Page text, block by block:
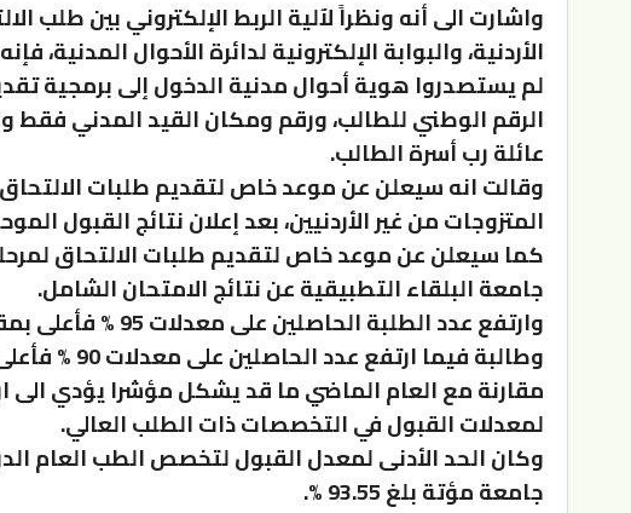
واشارت الى أنه ونظراً لآلية الربط الإلكتروني بين طلب
الأردنية، والبوابة الإلكترونية لدائرة الأحوال المدنية،
لم يستصدروا هوية أحوال مدنية الدخول إلى برمجية
الرقم الوطني للطالب، ورقم ومكان القيد المدني فقط
عائلة رب أسرة الطالب.
وقالت انه سيعلن عن موعد خاص لتقديم طلبات الالتحاق
المتزوجات من غير الأردنيين، بعد إعلان نتائج القبول
كما سيعلن عن موعد خاص لتقديم طلبات الالتحاق
جامعة البلقاء التطبيقية عن نتائج الامتحان الشامل.
وارتفع عدد الطلبة الحاصلين
وطالبة فيما
مقارنة مع العام الماضي ما قد يشكل مؤشرا يؤدي الى
لمعدلات القبول في التخصصات ذات الطلب العالي.
وكان الحد الأدنى لمعدل القبول لتخصص الطب العام
جامعة مؤتة بلغ 93.55 %.